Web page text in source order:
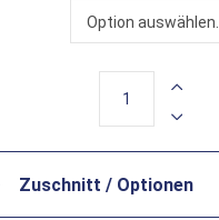
Option auswählen...
Zuschnitt / Optionen